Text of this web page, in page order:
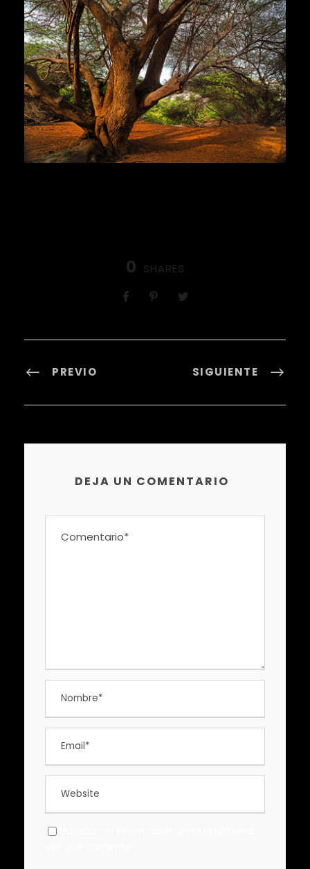
0 SHARES
PREVIO SIGUIENTE
DEJA UN COMENTARIO